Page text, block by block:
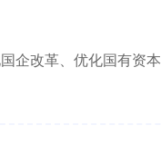
企改革、优化国有